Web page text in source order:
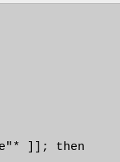
]]; then